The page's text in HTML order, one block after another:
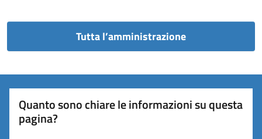
Tutta l’amministrazione
Quanto sono chiare le informazioni su questa
pagina?